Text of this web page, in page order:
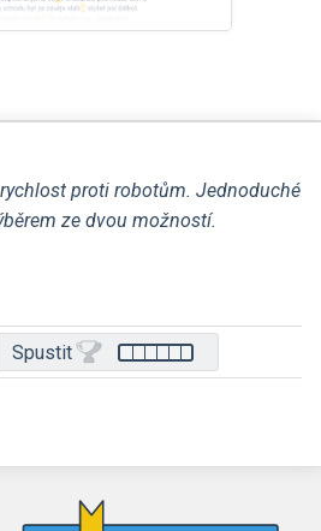
proti robotům. Jednoduché
ze dvou možností.
Spustit